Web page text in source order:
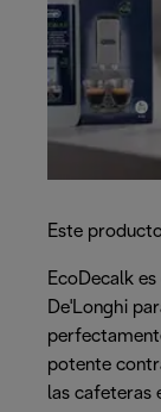
Este
EcoDecalk
De'Longhi
potente
las cafeteras